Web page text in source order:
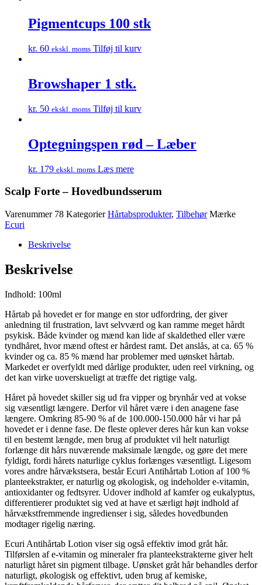
Pigmentcups 100 stk
kr. 60 ekskl. moms Tilføj til kurv
Browshaper 1 stk.
kr. 50 ekskl. moms Tilføj til kurv
Optegningspen rød – Læber
kr. 179 ekskl. moms Læs mere
Scalp Forte – Hovedbundsserum
Varenummer 78 Kategorier Hårtabsprodukter, Tilbehør Mærke
Ecuri
Beskrivelse
Beskrivelse
Indhold: 100ml
Hårtab på hovedet er for mange en stor udfordring, der giver
anledning til frustration, lavt selvværd og kan ramme meget hårdt
psykisk. Både kvinder og mænd kan lide af skaldethed eller være
tyndhåret, hvor mænd oftest er hårdest ramt. Det anslås, at ca. 65 %
kvinder og ca. 85 % mænd har problemer med uønsket hårtab.
Markedet er overfyldt med dårlige produkter, uden reel virkning, og
det kan virke uoverskueligt at træffe det rigtige valg.
Håret på hovedet skiller sig ud fra vipper og brynhår ved at vokse
sig væsentligt længere. Derfor vil håret være i den anagene fase
længere. Omkring 85-90 % af de 100.000-150.000 hår vi har på
hovedet er i denne fase. De fleste oplever deres hår kun kan vokse
til en bestemt længde, men brug af produktet vil helt naturligt
forlænge dit hårs nuværende maksimale længde, og gøre det mere
fyldigt, fordi hårets naturlige cyklus forlænges væsentligt. Ligesom
vores andre hårvækstsera, består Ecuri Antihårtab Lotion af 100 %
planteekstrakter, er naturlig og økologisk, og indeholder e-vitamin,
antioxidanter og fedtsyrer. Udover indhold af kamfer og eukalyptus,
differentierer produktet sig ved at have et særligt højt indhold af
hårvækstfremmende ingredienser i sig, således hovedbunden
modtager rigelig næring.
Ecuri Antihårtab Lotion viser sig også effektiv imod gråt hår.
Tilførslen af e-vitamin og mineraler fra planteekstrakterne giver helt
naturligt håret sin pigment tilbage. Uønsket gråt hår behandles derfor
naturligt, økologisk og effektivt, uden brug af kemiske,